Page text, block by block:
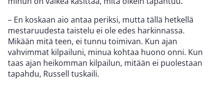
– En koskaan aio antaa periksi, mutta tällä hetkellä
mestaruudesta taistelu ei ole edes harkinnassa.
Mikään mitä teen, ei tunnu toimivan. Kun ajan
vahvimmat kilpailuni, minua kohtaa huono onni. Kun
taas ajan heikomman kilpailun, mitään ei puolestaan
tapahdu, Russell tuskaili.